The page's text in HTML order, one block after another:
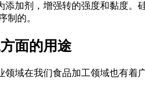
加剂，增强转的强度和黏度。
制的。
面的用途
域在我们食品加工领域也有